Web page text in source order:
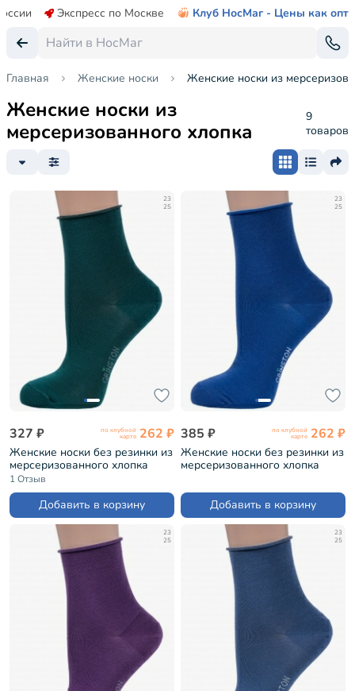
Экспресс по Москве Клуб НосМаг - Цены как опт
Главная Женские носки Женские носки из
Женские носки из
мерсеризованного хлопка
9
товаров
23
25
327 ₽ по клубной
карте 262 ₽
Женские носки без резинки из
мерсеризованного хлопка
Grinston ЗЕЛЕНЫЕ (15D22)
1 Отзыв
Добавить в корзину
23
25
385 ₽ по клубной
карте 262 ₽
Женские носки без резинки из
мерсеризованного хлопка
Добавить в корзину
23
25
23
25